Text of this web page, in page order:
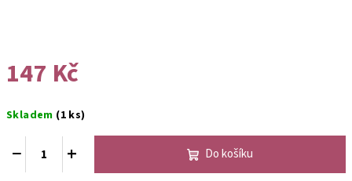
147 Kč
cena:
Skladem (1 ks)
+
− Do košíku